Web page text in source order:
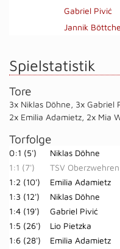
Gabriel Pivić
Jannik
Spielstatistik
Tore
3x Niklas Döhne, 3x Gabriel
2x Emilia Adamietz, 2x Mia
Torfolge
0:1 (5')
Niklas Döhne
1:1 (7')
TSV Oberzwehren
1:2 (10')
Emilia Adamietz
1:3 (12')
Niklas Döhne
1:4 (19')
Gabriel Pivić
1:5 (26')
Lio Pietzka
1:6 (28')
Emilia Adamietz